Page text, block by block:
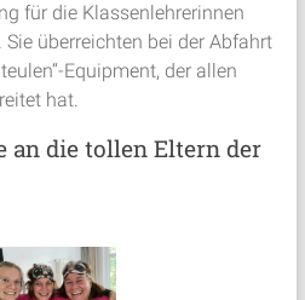
für die Klassenlehrerinnen
überreichten bei der Abfahrt
Equipment, der allen
hat.
die tollen Eltern der